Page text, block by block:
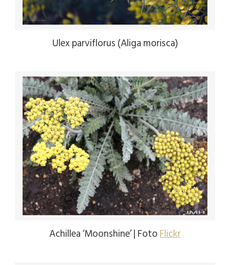
Ulex parviflorus (Aliga morisca)
Achillea ‘Moonshine’ | FotoFlickr